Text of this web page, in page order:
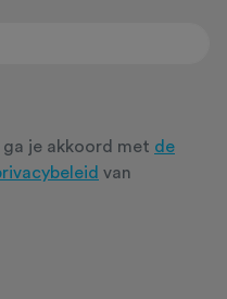
ga je akkoord met de
van